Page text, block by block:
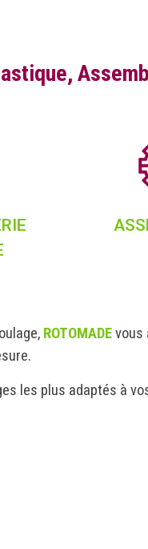
ROTOMADE vous
les plus adaptés à